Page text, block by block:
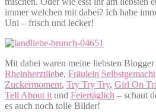
immer welchen mit dabei? Ich habe
Uni – frisch und lecker!
Mit dabei waren meine liebsten Blogger
Rheinherztliebe, Fräulein Selbstgemacht
Zuckermoment, Try Try Try, Girl On
Tell About itund Feiertäglich – schaut
es auch noch tolle Bilder!